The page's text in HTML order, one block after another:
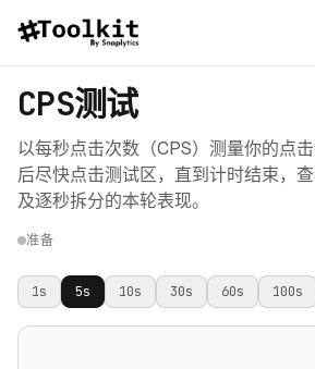
CPS测试
以每秒点击次数（CPS）测量你的点
后尽快点击测试区，直到计时结束，
及逐秒拆分的本轮表现。
准备
1s 5s 10s 30s 60s 100s